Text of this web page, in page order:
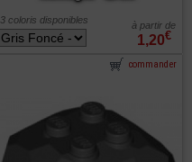
1,20€
à partir de
3 coloris disponibles
commander